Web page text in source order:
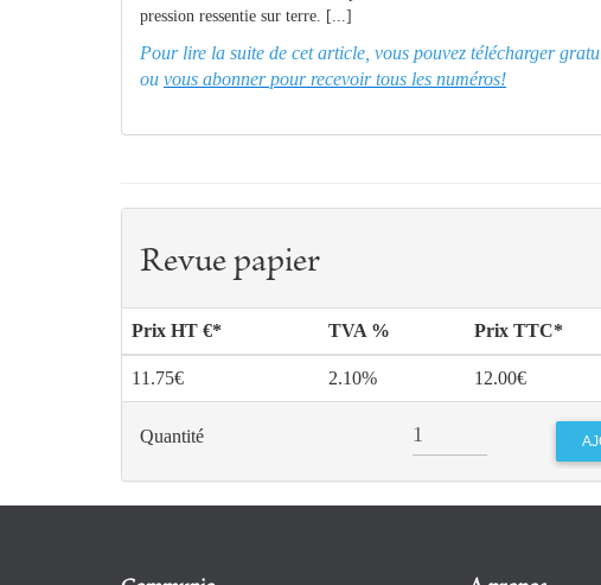
pression ressentie sur terre. [...]
Pour lire la suite de cet article, vous pouvez télécharger
ou vous abonner pour recevoir tous les numéros!
Revue papier
Prix HT €* TVA % Prix TTC*
11.75€ 2.10% 12.00€
Quantité